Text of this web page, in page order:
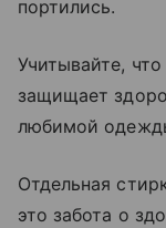
портились.
Учитывайте,
защищает
любимой
Отдельная
это забота о